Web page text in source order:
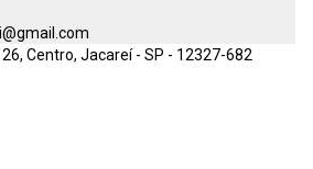
Centro, Jacareí - SP - 12327-682